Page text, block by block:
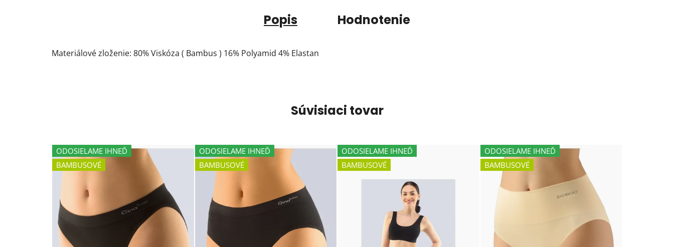
Popis Hodnotenie
Materiálové zloženie: 80% Viskóza ( Bambus ) 16% Polyamid 4% Elastan
Súvisiaci tovar
ODOSIELAME IHNEĎ
BAMBUSOVÉ
ODOSIELAME IHNEĎ
BAMBUSOVÉ
ODOSIELAME IHNEĎ
BAMBUSOVÉ
ODOSIELAME IHNEĎ
BAMBUSOVÉ